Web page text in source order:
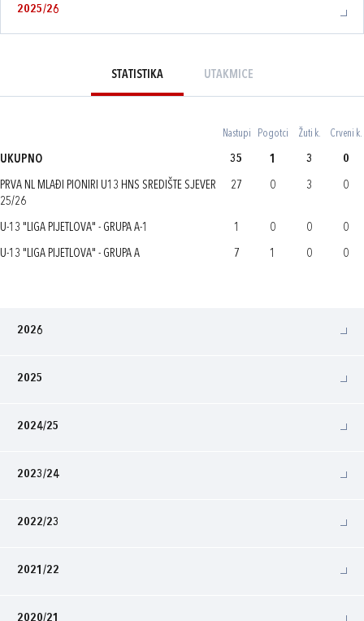
2025/26
STATISTIKA UTAKMICE
Nastupi Pogotci Žuti k. Crveni k.
UKUPNO 35 1 3 0
PRVA NL MLAĐI PIONIRI U13 HNS SREDIŠTE SJEVER
25/26
27 0 3 0
U-13 "LIGA PIJETLOVA" - GRUPA A-1 1 0 0 0
U-13 "LIGA PIJETLOVA" - GRUPA A 7 1 0 0
2026
2025
2024/25
2023/24
2022/23
2021/22